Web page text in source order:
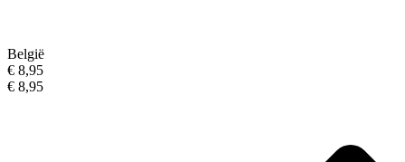
België
€ 8,95
€ 8,95